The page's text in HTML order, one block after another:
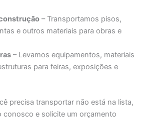
– Transportamos pisos,
e outros materiais para obras e
– Levamos equipamentos, materiais
para feiras, exposições e
precisa transportar não está na lista,
conosco e solicite um orçamento